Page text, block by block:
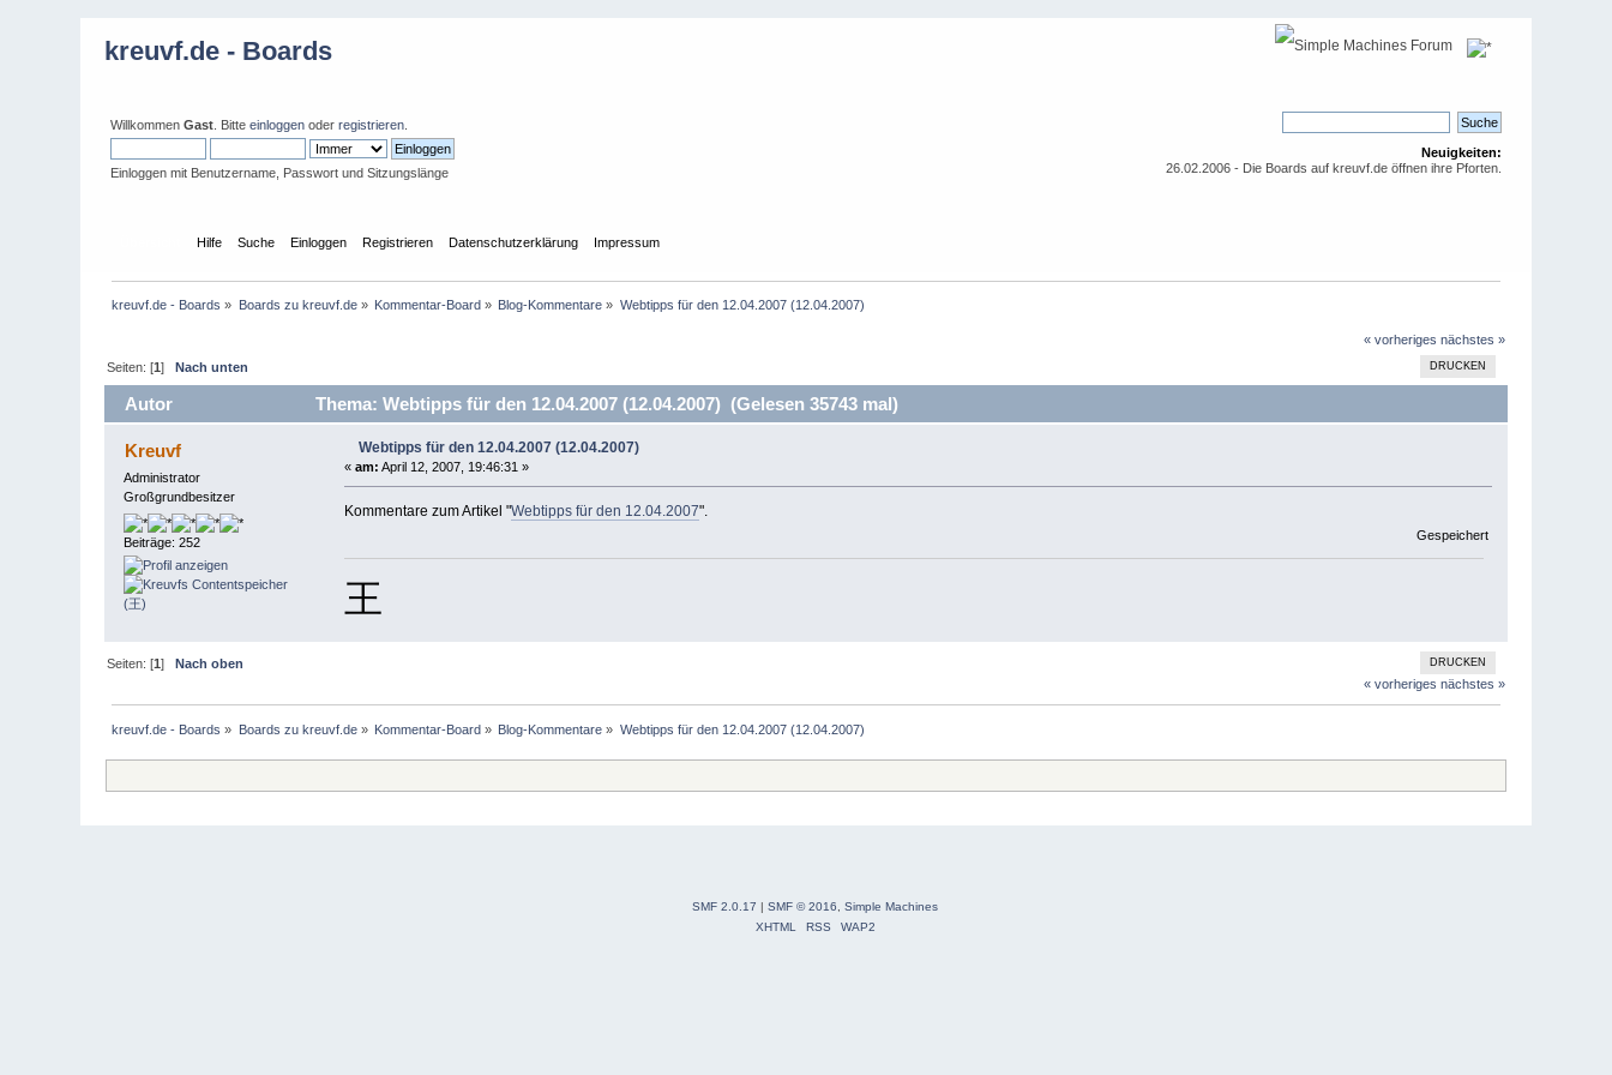
kreuvf.de - Boards
WillkommenGast . Bitteeinloggen oderregistrieren
Einloggen mit Benutzername, Passwort und Sitzungslänge
Neuigkeiten:
26.02.2006 - Die Boards auf kreuvf.de öffnen ihre Pforten.
Hilfe Suche Einloggen Registrieren Datenschutzerklärung Impressum
kreuvf.de - Boards » Boards zu kreuvf.de» Kommentar-Board » Blog-Kommentare » Webtipps für den 12.04.2007 (12.04.2007)
« vorheriges nächstes »
DRUCKEN
Seiten: [1]Nach unten
Autor Thema: Webtipps für den 12.04.2007 (12.04.2007) (Gelesen 35743 mal)
Kreuvf
Administrator
Großgrundbesitzer
Beiträge: 252
Webtipps für den 12.04.2007 (12.04.2007)
« am: April 12, 2007, 19:46:31 »
Kommentare zum Artikel "Webtipps für den 12.04.2007".
Gespeichert
王
DRUCKEN
Seiten: [1]Nach oben
« vorheriges nächstes »
kreuvf.de - Boards » Boards zu kreuvf.de» Kommentar-Board » Blog-Kommentare » Webtipps für den 12.04.2007 (12.04.2007)
SMF 2.0.17 | SMF © 2016
Simple Machines
XHTML
RSS WAP2